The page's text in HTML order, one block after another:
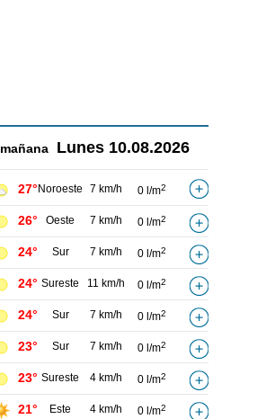
mañana Lunes 10.08.2026
27° Noroeste 7 km/h 0 l/m2
26° Oeste 7 km/h 0 l/m2
24° Sur 7 km/h 0 l/m2
24° Sureste 11 km/h 0 l/m2
24° Sur 7 km/h 0 l/m2
23° Sur 7 km/h 0 l/m2
23° Sureste 4 km/h 0 l/m2
21° Este 4 km/h 0 l/m2